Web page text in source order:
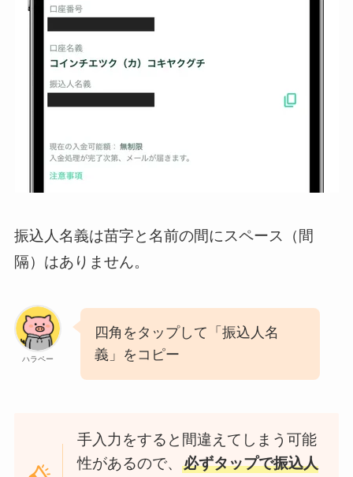
振込人名義は苗字と名前の間にスペース（間
隔）はありません。
ハラペー
四角をタップして「振込人名
義」をコピー
手入力をすると間違えてしまう可能
性があるので、 必ずタップで振込人